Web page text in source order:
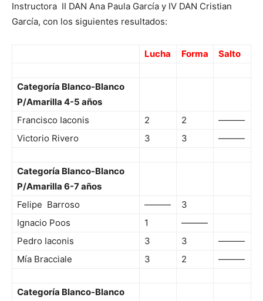
Instructora II DAN Ana Paula García y IV DAN Cristian
García, con los siguientes resultados:
Lucha Forma Salto
Categoría Blanco-Blanco
P/Amarilla 4-5 años
Francisco Iaconis
2 2
———
Victorio Rivero
3 3 ———
Categoría Blanco-Blanco
P/Amarilla 6-7 años
Felipe Barroso
———
3
Ignacio Poos
1
———
Pedro Iaconis
3 3
———
Mía Bracciale
3 2 ———
Categoría Blanco-Blanco